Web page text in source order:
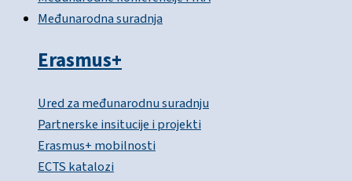
Međunarodna suradnja
Erasmus+
Ured za međunarodnu suradnju
Partnerske insitucije i projekti
Erasmus+ mobilnosti
ECTS katalozi